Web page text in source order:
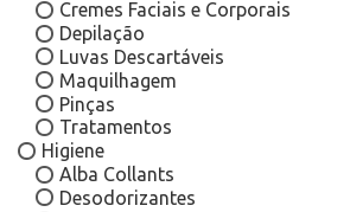
Cremes Faciais e Corporais
Depilação
Luvas Descartáveis
Maquilhagem
Pinças
Tratamentos
Higiene
Alba Collants
Desodorizantes